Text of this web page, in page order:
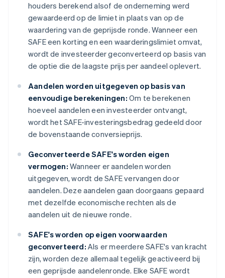
houders berekend alsof de onderneming werd
gewaardeerd op de limiet in plaats van op de
waardering van de geprijsde ronde. Wanneer een
SAFE een korting en een waarderingslimiet omvat,
wordt de investeerder geconverteerd op basis van
de optie die de laagste prijs per aandeel oplevert.
Aandelen worden uitgegeven op basis van
eenvoudige berekeningen: Om te berekenen
hoeveel aandelen een investeerder ontvangt,
wordt het SAFE-investeringsbedrag gedeeld door
de bovenstaande conversieprijs.
Geconverteerde SAFE's worden eigen
vermogen: Wanneer er aandelen worden
uitgegeven, wordt de SAFE vervangen door
aandelen. Deze aandelen gaan doorgaans gepaard
met dezelfde economische rechten als de
aandelen uit de nieuwe ronde.
SAFE's worden op eigen voorwaarden
geconverteerd: Als er meerdere SAFE's van kracht
zijn, worden deze allemaal tegelijk geactiveerd bij
een geprijsde aandelenronde. Elke SAFE wordt